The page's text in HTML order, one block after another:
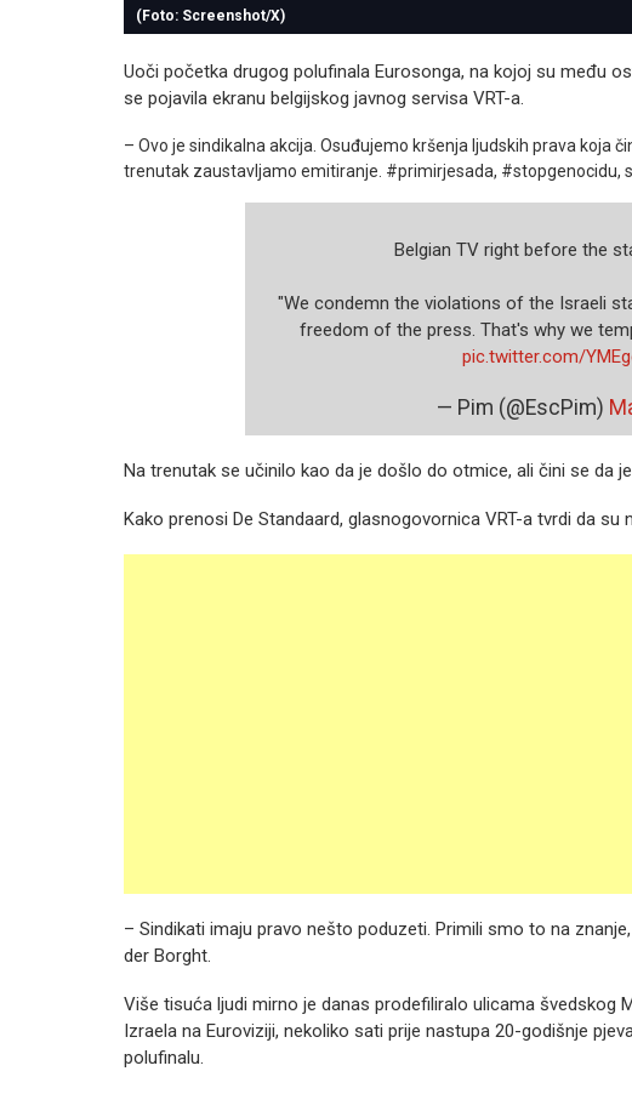
(Foto: Screenshot/X)
Uoči početka drugog polufinala Eurosonga, na kojoj su među
se pojavila ekranu belgijskog javnog servisa VRT-a.
– Ovo je sindikalna akcija. Osuđujemo kršenja ljudskih prava koja
trenutak zaustavljamo emitiranje. #primirjesada, #stopgenocidu,
Belgian TV right before the
"We condemn the violations of the Israeli
freedom of the press. That's why we
pic.twitter.com/
— Pim (@EscPim)
Na trenutak se učinilo kao da je došlo do otmice, ali čini se da
Kako prenosi De Standaard, glasnogovornica VRT-a tvrdi da su
– Sindikati imaju pravo nešto poduzeti. Primili smo to na
der Borght.
Više tisuća ljudi mirno je danas prodefiliralo ulicama švedskog
Izraela na Euroviziji, nekoliko sati prije nastupa 20-godišnje
polufinalu.